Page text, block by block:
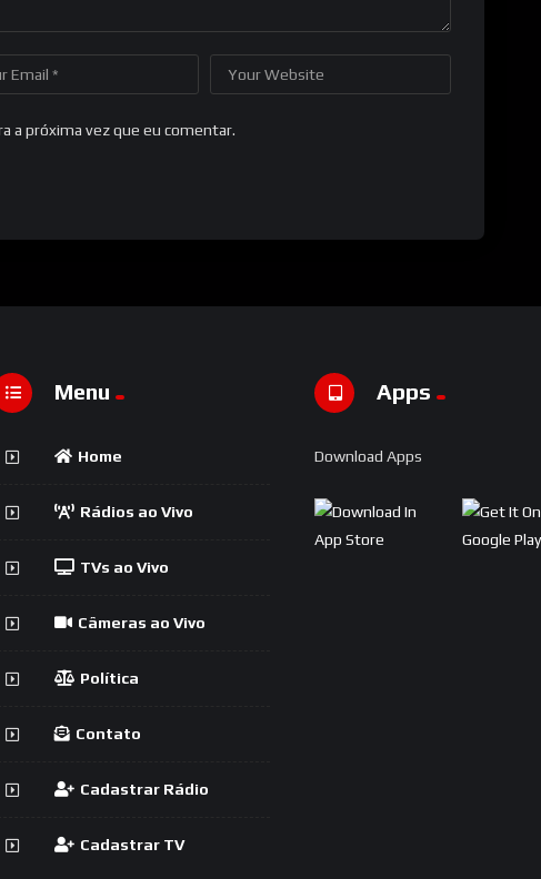
a próxima vez que eu comentar.
Menu
Home
Rádios ao Vivo
TVs ao Vivo
Câmeras ao Vivo
Política
Contato
Cadastrar Rádio
Cadastrar TV
Apps
Download Apps